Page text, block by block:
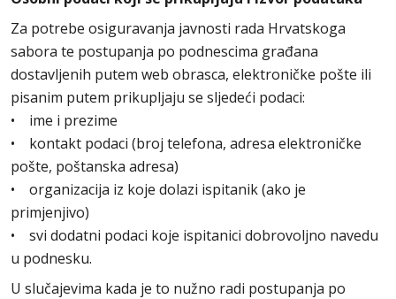
Za potrebe osiguravanja javnosti rada Hrvatskoga
sabora te postupanja po podnescima građana
dostavljenih putem web obrasca, elektroničke pošte ili
pisanim putem prikupljaju se sljedeći podaci:
• ime i prezime
• kontakt podaci (broj telefona, adresa elektroničke
pošte, poštanska adresa)
• organizacija iz koje dolazi ispitanik (ako je
primjenjivo)
• svi dodatni podaci koje ispitanici dobrovoljno navedu
u podnesku.
U slučajevima kada je to nužno radi postupanja po